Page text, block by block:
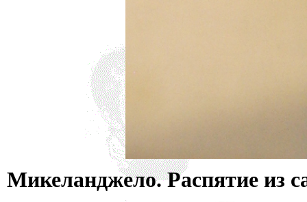
Микеланджело. Распятие из